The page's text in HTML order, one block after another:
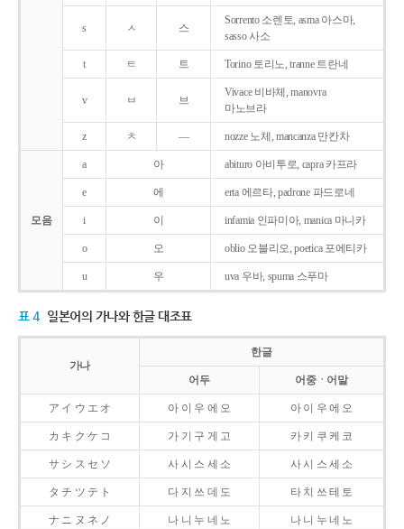
s ㅅ 스
Sorrento 소렌토, asma 아스마,
sasso 사소
t ㅌ 트 Torino 토리노, tranne 트란네
v ㅂ 브
Vivace 비바체, manovra
마노브라
z ㅊ ― nozze 노체, mancanza 만칸차
모음
a 아 abituro 아비투로, capra 카프라
e 에 erta 에르타, padrone 파드로네
i 이 infamia 인파미아, manica 마니카
o 오 oblio 오블리오, poetica 포에티카
u 우 uva 우바, spuma 스푸마
표 4 일본어의 가나와 한글 대조표
가나
한글
어두 어중ㆍ어말
ア イ ウ エ オ 아 이 우 에 오 아 이 우 에 오
カ キ ク ケ コ 가 기 구 게 고 카 키 쿠 케 코
サ シ ス セ ソ 사 시 스 세 소 사 시 스 세 소
タ チ ツ テ ト 다 지 쓰 데 도 타 치 쓰 테 토
ナ ニ ヌ ネ ノ 나 니 누 네 노 나 니 누 네 노